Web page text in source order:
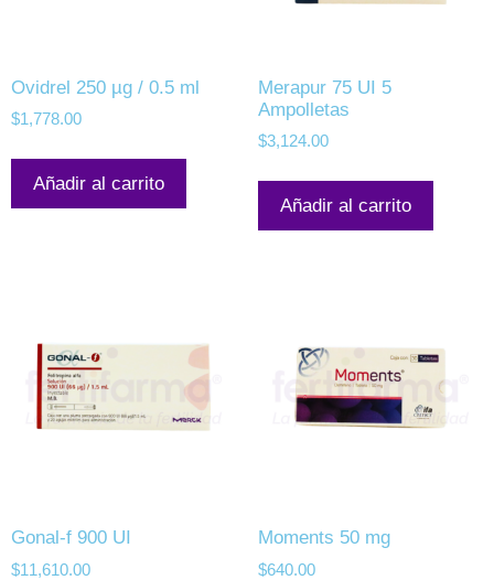
Ovidrel 250 µg / 0.5 ml
$1,778.00
Añadir al carrito
Merapur 75 UI 5
Ampolletas
$3,124.00
Añadir al carrito
Gonal-f 900 UI
$11,610.00
Moments 50 mg
$640.00